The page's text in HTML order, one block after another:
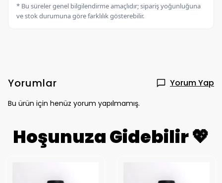
* Bu süreler genel bilgilendirme amaçlıdır; sipariş yoğunluğuna
ve stok durumuna göre farklılık gösterebilir.
Yorumlar Yorum Yap
Bu ürün için henüz yorum yapılmamış.
Hoşunuza Gidebilir 💖